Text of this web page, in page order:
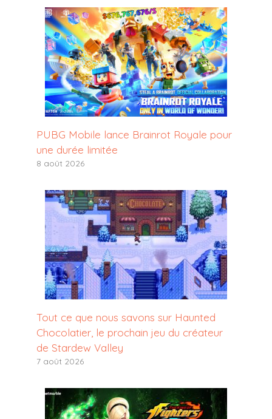
PUBG Mobile lance Brainrot Royale pour
une durée limitée
8 août 2026
Tout ce que nous savons sur Haunted
Chocolatier, le prochain jeu du créateur
de Stardew Valley
7 août 2026